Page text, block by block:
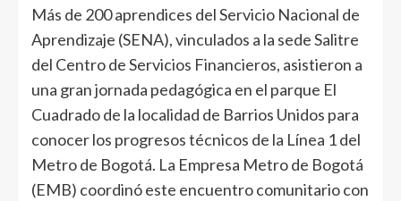
Más de 200 aprendices del Servicio Nacional de
Aprendizaje (SENA), vinculados a la sede Salitre
del Centro de Servicios Financieros, asistieron a
una gran jornada pedagógica en el parque El
Cuadrado de la localidad de Barrios Unidos para
conocer los progresos técnicos de la Línea 1 del
Metro de Bogotá. La Empresa Metro de Bogotá
(EMB) coordinó este encuentro comunitario con